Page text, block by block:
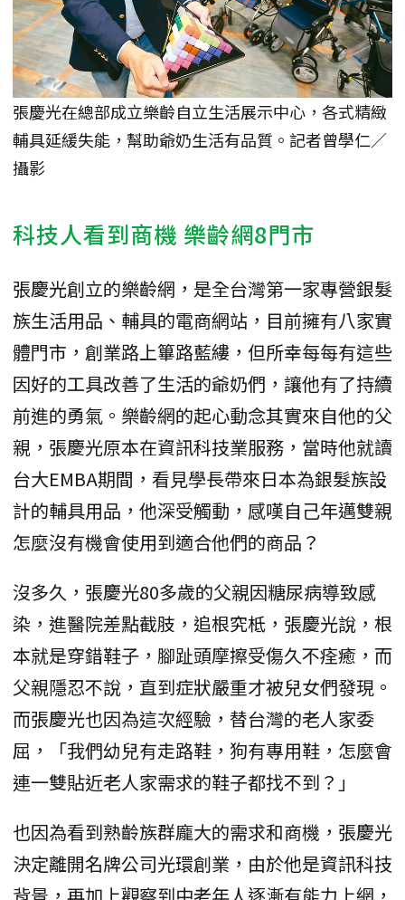
張慶光在總部成立樂齡自立生活展示中心，各式精緻
輔具延緩失能，幫助爺奶生活有品質。記者曾學仁／
攝影
科技人看到商機 樂齡網8門市
張慶光創立的樂齡網，是全台灣第一家專營銀髮
族生活用品、輔具的電商網站，目前擁有八家實
體門市，創業路上篳路藍縷，但所幸每每有這些
因好的工具改善了生活的爺奶們，讓他有了持續
前進的勇氣。樂齡網的起心動念其實來自他的父
親，張慶光原本在資訊科技業服務，當時他就讀
台大EMBA期間，看見學長帶來日本為銀髮族設
計的輔具用品，他深受觸動，感嘆自己年邁雙親
怎麼沒有機會使用到適合他們的商品？
沒多久，張慶光80多歲的父親因糖尿病導致感
染，進醫院差點截肢，追根究柢，張慶光說，根
本就是穿錯鞋子，腳趾頭摩擦受傷久不痊癒，而
父親隱忍不說，直到症狀嚴重才被兒女們發現。
而張慶光也因為這次經驗，替台灣的老人家委
屈，「我們幼兒有走路鞋，狗有專用鞋，怎麼會
連一雙貼近老人家需求的鞋子都找不到？」
也因為看到熟齡族群龐大的需求和商機，張慶光
決定離開名牌公司光環創業，由於他是資訊科技